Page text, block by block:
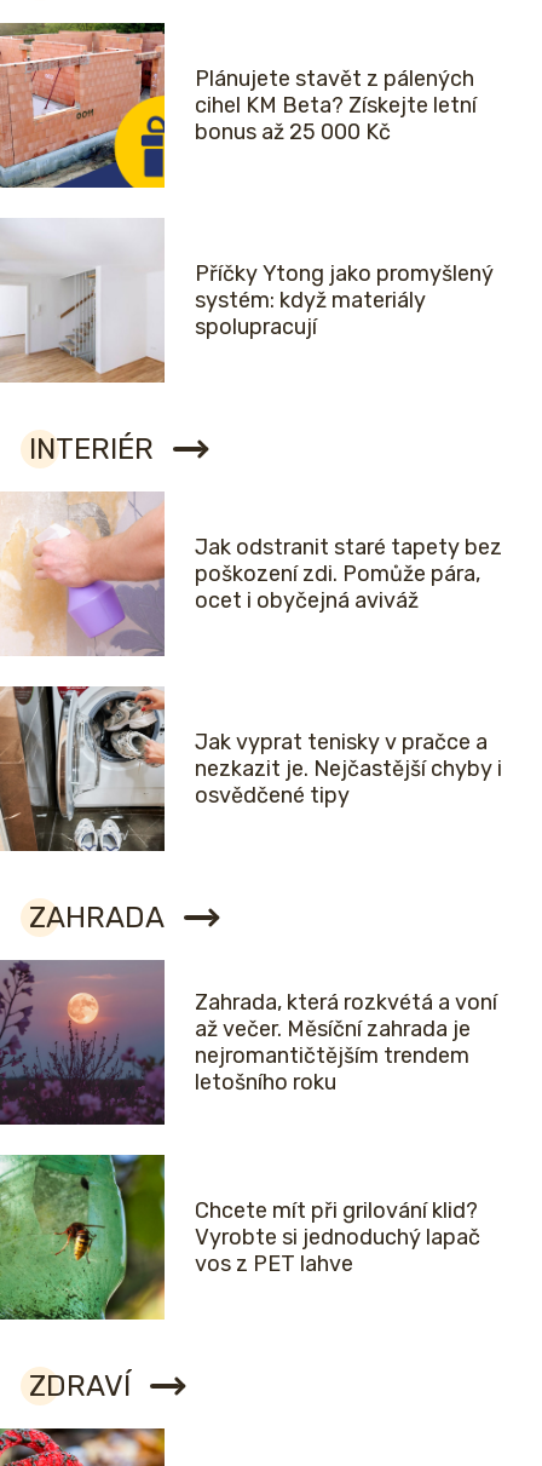
Plánujete stavět z pálených
cihel KM Beta? Získejte letní
bonus až 25 000 Kč
Příčky Ytong jako promyšlený
systém: když materiály
spolupracují
INTERIÉR
Jak odstranit staré tapety bez
poškození zdi. Pomůže pára,
ocet i obyčejná aviváž
Jak vyprat tenisky v pračce a
nezkazit je. Nejčastější chyby i
osvědčené tipy
ZAHRADA
Zahrada, která rozkvétá a voní
až večer. Měsíční zahrada je
nejromantičtějším trendem
letošního roku
Chcete mít při grilování klid?
Vyrobte si jednoduchý lapač
vos z PET lahve
ZDRAVÍ